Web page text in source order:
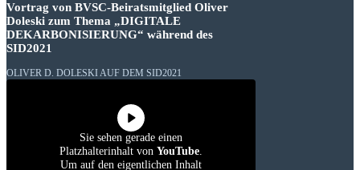
Vortrag von BVSC-Beiratsmitglied Oliver
Doleski zum Thema „DIGITALE
DEKARBONISIERUNG“ während des
SID2021
OLIVER D. DOLESKI AUF DEM SID2021
Sie sehen gerade einen
Platzhalterinhalt von YouTube.
Um auf den eigentlichen Inhalt